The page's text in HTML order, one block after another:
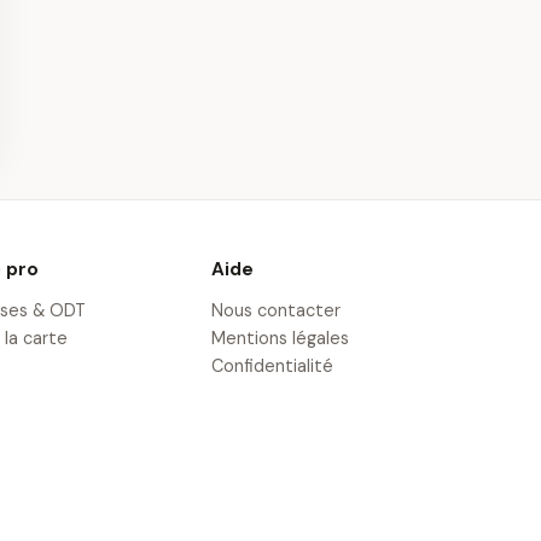
de
pro
& ODT
la carte
Aide
Nous contacter
Mentions légales
Confidentialité